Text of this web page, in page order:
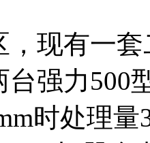
，现有一
台强力500
时处理